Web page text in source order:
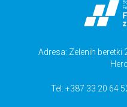
Adresa: Zelenih beretki
Tel: +387 33 20 64